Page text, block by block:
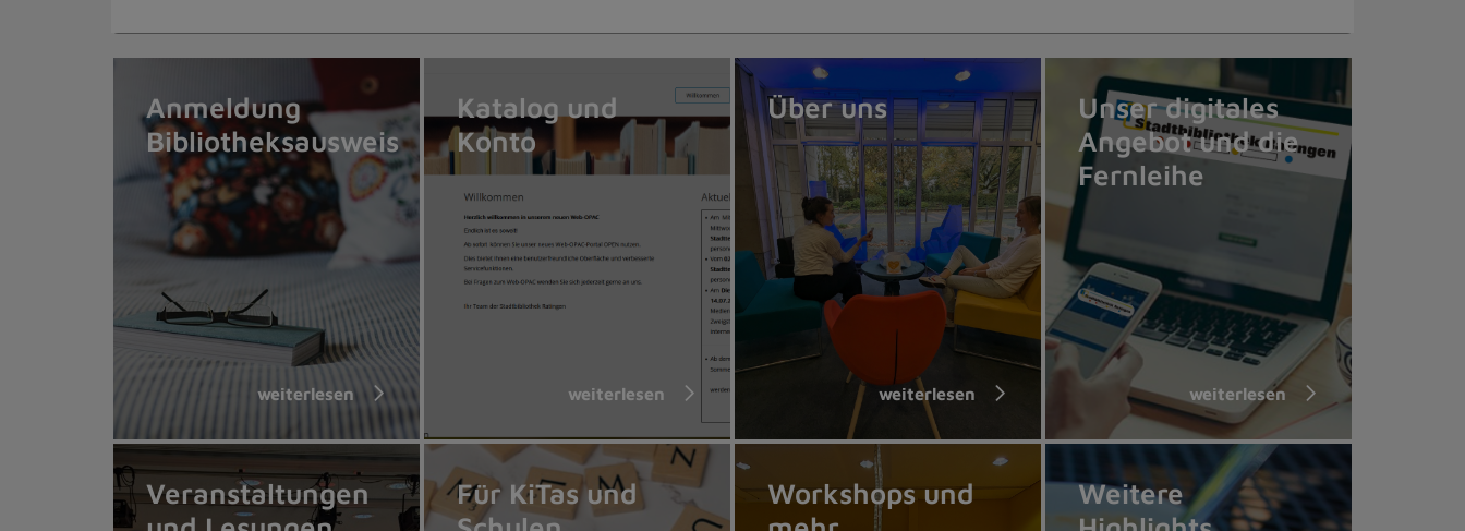
Anmeldung
Bibliotheksausweis
weiterlesen
Katalog und
Konto
weiterlesen
Über uns
weiterlesen
Unser digitales
Angebot und die
Fernleihe
weiterlesen
Veranstaltungen
Für KiTas und
Workshops und
Weitere